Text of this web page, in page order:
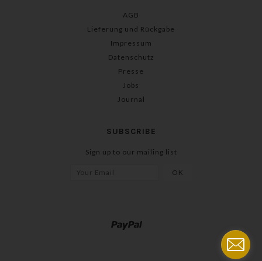
AGB
Lieferung und Rückgabe
Impressum
Datenschutz
Presse
Jobs
Journal
SUBSCRIBE
Sign up to our mailing list